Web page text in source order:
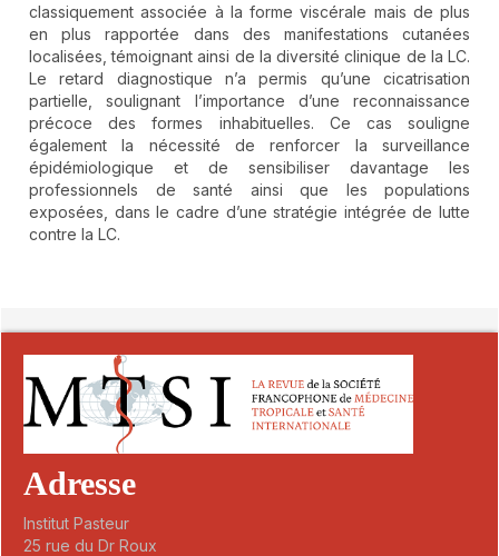
classiquement associée à la forme viscérale mais de plus
en plus rapportée dans des manifestations cutanées
localisées, témoignant ainsi de la diversité clinique de la LC.
Le retard diagnostique n’a permis qu’une cicatrisation
partielle, soulignant l’importance d’une reconnaissance
précoce des formes inhabituelles. Ce cas souligne
également la nécessité de renforcer la surveillance
épidémiologique et de sensibiliser davantage les
professionnels de santé ainsi que les populations
exposées, dans le cadre d’une stratégie intégrée de lutte
contre la LC.
Adresse
Institut Pasteur
25 rue du Dr Roux